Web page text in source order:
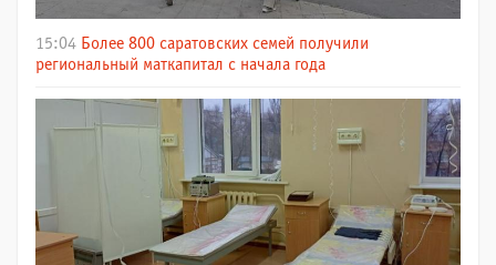
15:04 Более 800 саратовских семей получили
региональный маткапитал с начала года